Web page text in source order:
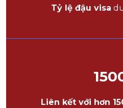
Tỷ lệ đậu visa
Liên kết với hơn